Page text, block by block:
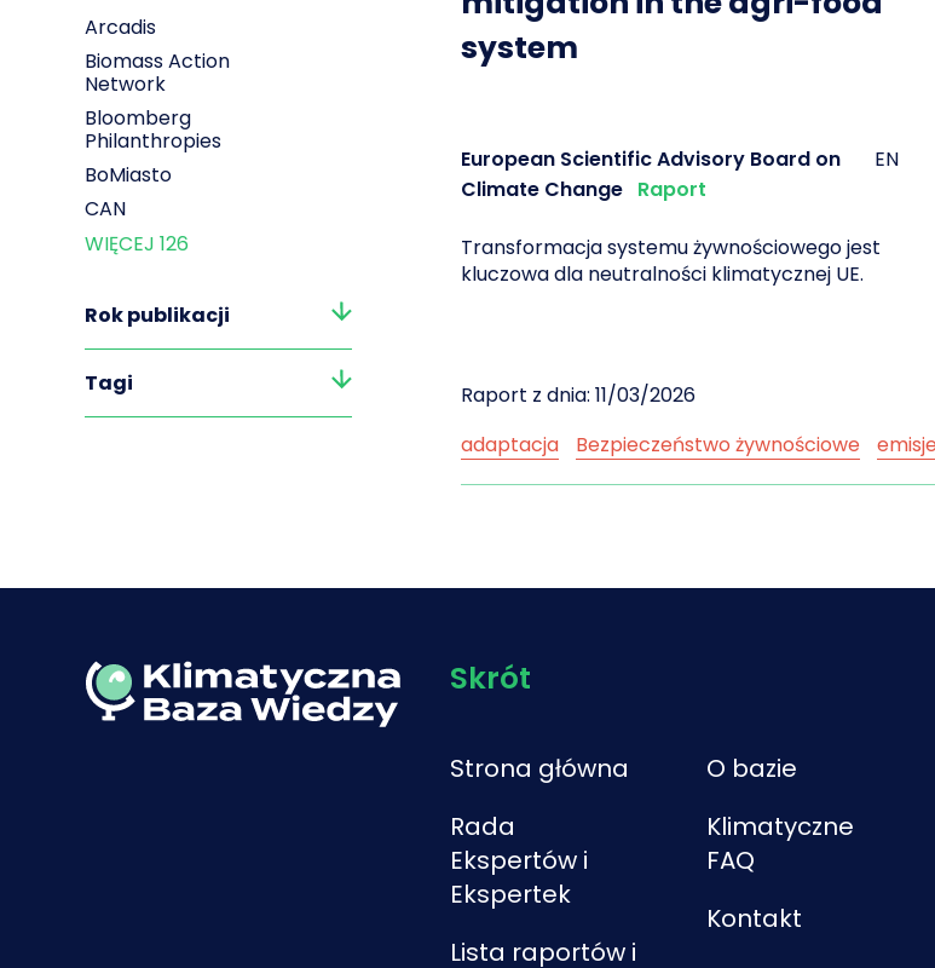
Arcadis
Biomass Action
Network
Bloomberg
Philanthropies
BoMiasto
CAN
WIĘCEJ 126
Rok publikacji
Tagi
system
European Scientific Advisory Board on
Climate Change Raport
EN
Transformacja systemu żywnościowego jest
kluczowa dla neutralności klimatycznej UE.
Raport z dnia: 11/03/2026
adaptacja
Bezpieczeństwo żywnościowe
emisje
klimatu
Skrót
Strona główna
Rada
Ekspertów i
Ekspertek
Lista raportów i
O bazie
Klimatyczne
FAQ
Kontakt